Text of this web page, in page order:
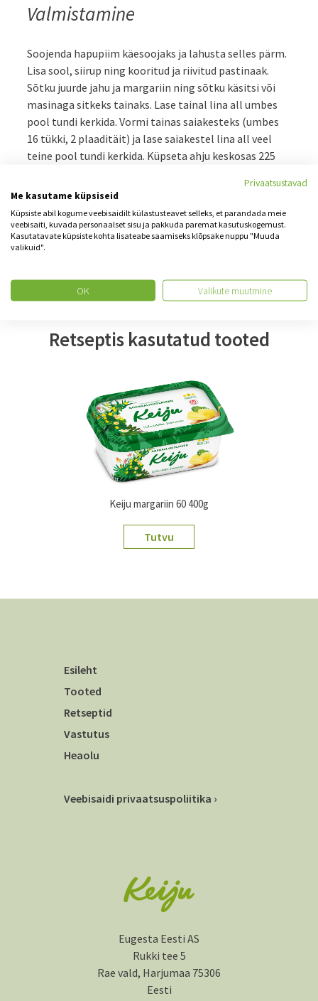
Valmistamine
Soojenda hapupiim käesoojaks ja lahusta selles pärm.
Lisa sool, siirup ning kooritud ja riivitud pastinaak.
Sõtku juurde jahu ja margariin ning sõtku käsitsi või
masinaga sitkeks tainaks. Lase tainal lina all umbes
pool tundi kerkida. Vormi tainas saiakesteks (umbes
16 tükki, 2 plaaditäit) ja lase saiakestel lina all veel
teine pool tundi kerkida. Küpseta ahju keskosas 225
Jaga retsepti
Retseptis kasutatud tooted
Keiju margariin 60 400g
Tutvu
Esileht
Tooted
Retseptid
Vastutus
Heaolu
Veebisaidi privaatsuspoliitika ›
Eugesta Eesti AS
Rukki tee 5
Rae vald, Harjumaa 75306
Eesti
Privaatsustavad
Me kasutame küpsiseid
Küpsiste abil kogume veebisaidilt külastusteavet selleks, et parandada meie
veebisaiti, kuvada personaalset sisu ja pakkuda paremat kasutuskogemust.
Kasutatavate küpsiste kohta lisateabe saamiseks klõpsake nuppu "Muuda
valikuid".
OK Valikute muutmine